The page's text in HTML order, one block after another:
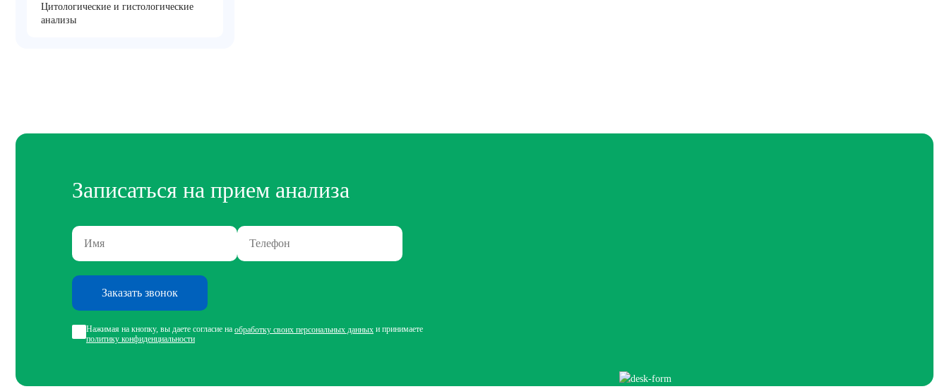
Цитологические и гистологические
анализы
Записаться на прием анализа
Заказать звонок
Нажимая на кнопку, вы даете согласие на обработку своих персональных данных и принимаете
политику конфиденциальности